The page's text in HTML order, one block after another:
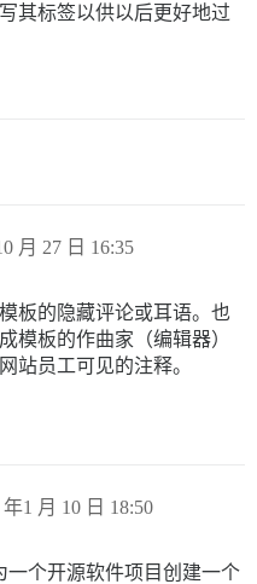
其标签以供以后更好地过
月 27 日 16:35
板的隐藏评论或耳语。也
模板的作曲家（编辑器）
站员工可见的注释。
年1 月 10 日 18:50
一个开源软件项目创建一个